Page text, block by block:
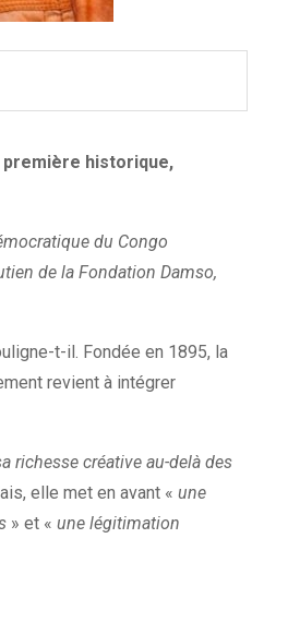
première historique,
du Congo
de la Fondation Damso,
t-il. Fondée en 1895, la
revient à intégrer
richesse créative au-delà des
elle met en avant « une
» et « une légitimation